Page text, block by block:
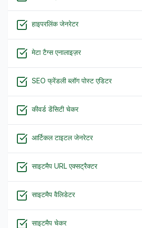
हाइपरलिंक जेनरेटर
मेटा टैग्स एनालाइज़र
SEO फ्रेंडली ब्लॉग पोस्ट एडिटर
कीवर्ड डेंसिटी चेकर
आर्टिकल टाइटल जेनरेटर
साइटमैप URL एक्सट्रैक्टर
साइटमैप वैलिडेटर
साइटमैप चेकर